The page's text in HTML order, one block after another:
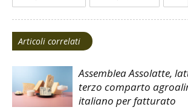
Articoli correlati
Assemblea Assolatte,
terzo comparto
italiano per fatturato